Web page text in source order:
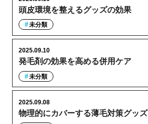
頭皮環境を整えるグッズの効果
未分類
発毛剤の効果を高める併用ケア
2025.09.10
未分類
物理的にカバーする薄毛対策グッズ
2025.09.08